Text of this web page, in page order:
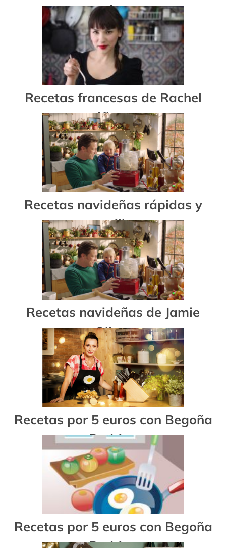
verduras
Recetas francesas de Rachel
Khoo
Recetas navideñas rápidas y
sencillas
Recetas navideñas de Jamie
Oliver
Recetas por 5 euros con Begoña
Rodrigo
Recetas por 5 euros con Begoña